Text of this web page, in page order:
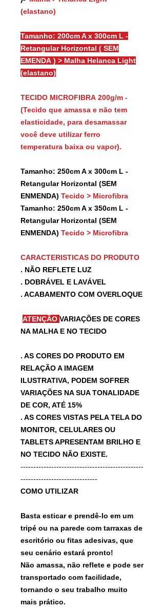
(elastano)
Tamanho: 200cm A x 300cm L -
Retangular Horizontal ( SEM
EMENDA ) > Malha Helanca Light
(elastano)
TECIDO MICROFIBRA 200g/m -
(Tecido que amassa e não tem
elasticidade, para desamassar
você deve utilizar ferro
temperatura baixa ou vapor).
Tamanho: 250cm A x 300cm L -
Retangular Horizontal (SEM
ENMENDA) Tecido > Microfibra
Tamanho: 250cm A x 350cm L -
Retangular Horizontal (SEM
ENMENDA) Tecido > Microfibra
CARACTERISTICAS DO PRODUTO
. NÃO REFLETE LUZ
. DOBRÁVEL E LAVÁVEL
. ACABAMENTO COM OVERLOQUE
ATENÇÃO VARIAÇÕES DE CORES
NA MALHA E NO TECIDO
. AS CORES DO PRODUTO EM
RELAÇÃO A IMAGEM
ILUSTRATIVA, PODEM SOFRER
VARIAÇÕES NA SUA TONALIDADE
DE COR, ATÉ 15%
. AS CORES VISTAS PELA TELA DO
MONITOR, CELULARES OU
TABLETS APRESENTAM BRILHO E
NO TECIDO NÃO EXISTE.
------------------------------------------------
------------------------------
COMO UTILIZAR
Basta esticar e prendê-lo em um
tripé ou na parede com tarraxas de
escritório ou fitas adesivas, que
seu cenário estará pronto!
Não amassa, não reflete e pode ser
transportado com facilidade,
tornando o seu trabalho muito
mais prático.